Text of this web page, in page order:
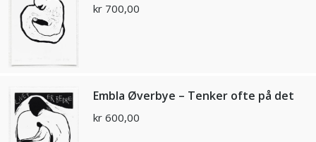
kr 700,00
Embla Øverbye – Tenker ofte på det
kr 600,00